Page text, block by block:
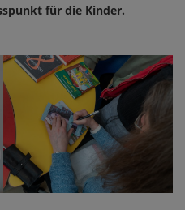
für die Kinder.